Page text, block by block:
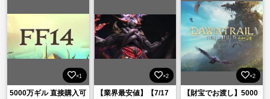
×1
5000万ギル 直接購入可
×2
【業界最安値】【7/17
×2
【財宝でお渡し】5000